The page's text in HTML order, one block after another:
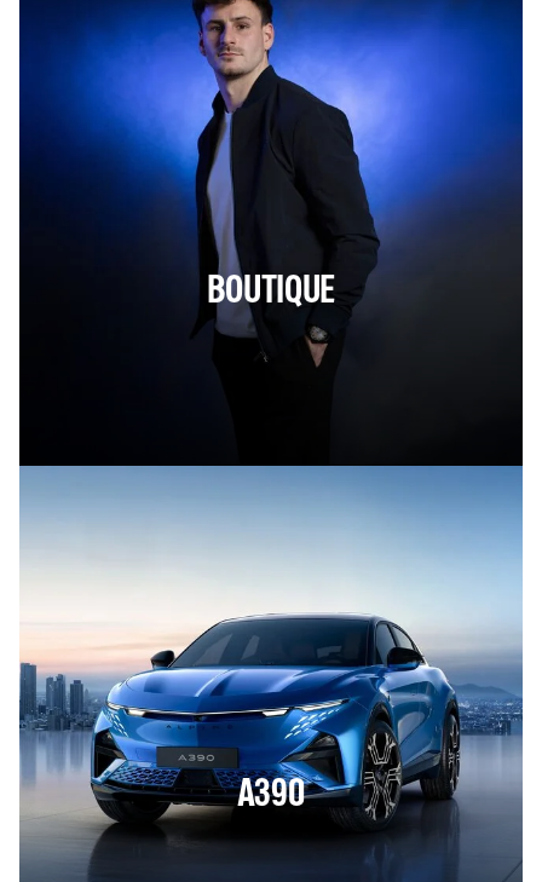
BOUTIQUE
A390